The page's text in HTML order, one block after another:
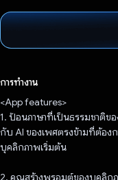
การทำงาน
<App features>
1. ป้อนภาษาที่เป็นธรรมชาติข
กับ AI ของเพศตรงข้ามที่ต้อง
บุคลิกภาพเริ่มต้น
2. คุณสร้างพรอมต์ของบุคลิกภ